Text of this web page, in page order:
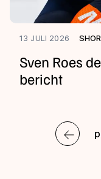
13 JULI 2026
Sven Roes
bericht